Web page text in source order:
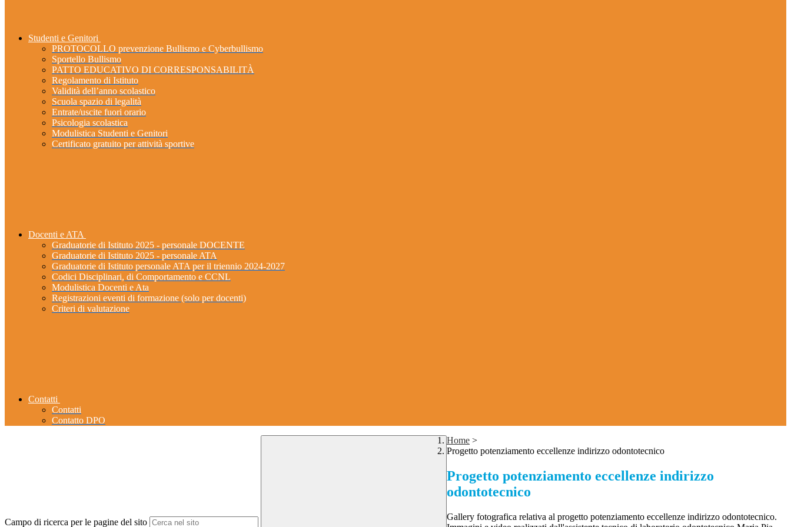
Studenti e Genitori
PROTOCOLLO prevenzione Bullismo e Cyberbullismo
Sportello Bullismo
PATTO EDUCATIVO DI CORRESPONSABILITÀ
Regolamento di Istituto
Validità dell’anno scolastico
Scuola spazio di legalità
Entrate/uscite fuori orario
Psicologia scolastica
Modulistica Studenti e Genitori
Certificato gratuito per attività sportive
Docenti e ATA
Graduatorie di Istituto 2025 - personale DOCENTE
Graduatorie di Istituto 2025 - personale ATA
Graduatorie di Istituto personale ATA per il triennio 2024-2027
Codici Disciplinari, di Comportamento e CCNL
Modulistica Docenti e Ata
Registrazioni eventi di formazione (solo per docenti)
Criteri di valutazione
Contatti
Contatti
Contatto DPO
Campo di ricerca per le pagine del sito
Home >
Progetto potenziamento eccellenze indirizzo odontotecnico
Progetto potenziamento eccellenze indirizzo
odontotecnico
Gallery fotografica relativa al progetto potenziamento eccellenze indirizzo odontotecnico.